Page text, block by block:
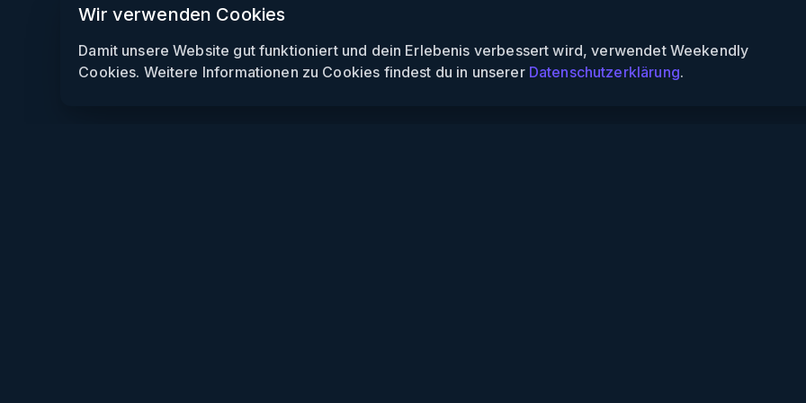
Wir verwenden Cookies
Damit unsere Website gut funktioniert und dein Erlebenis verbessert wird, verwendet Weekendly
Cookies. Weitere Informationen zu Cookies findest du in unserer Datenschutzerklärung.